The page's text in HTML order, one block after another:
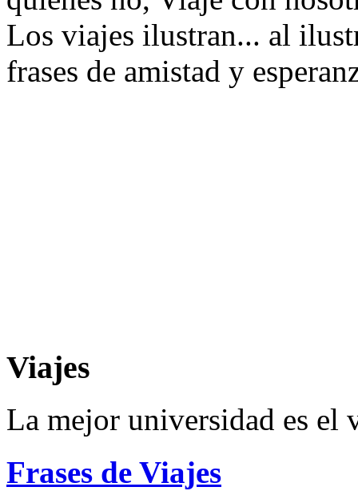
Los viajes ilustran... al
frases de amistad y
Viajes
La mejor universidad es el
Frases de Viajes